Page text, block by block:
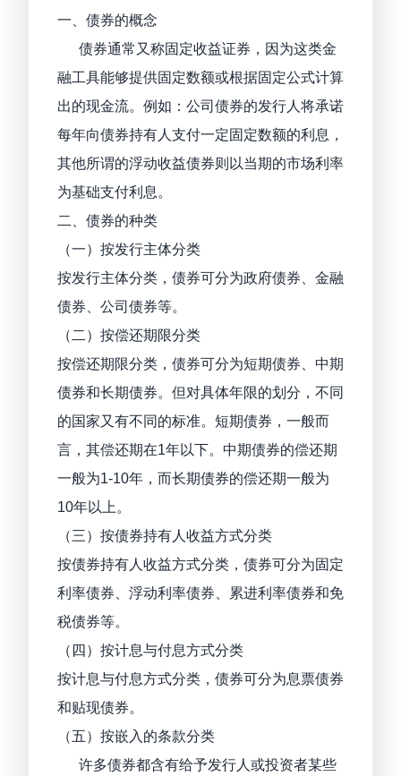
一、债券的概念
债券通常又称固定收益证券，因为这类金
融工具能够提供固定数额或根据固定公式计算
出的现金流。例如：公司债券的发行人将承诺
每年向债券持有人支付一定固定数额的利息，
其他所谓的浮动收益债券则以当期的市场利率
为基础支付利息。
二、债券的种类
（一）按发行主体分类
按发行主体分类，债券可分为政府债券、金融
债券、公司债券等。
（二）按偿还期限分类
按偿还期限分类，债券可分为短期债券、中期
债券和长期债券。但对具体年限的划分，不同
的国家又有不同的标准。短期债券，一般而
言，其偿还期在1年以下。中期债券的偿还期
一般为1-10年，而长期债券的偿还期一般为
10年以上。
（三）按债券持有人收益方式分类
按债券持有人收益方式分类，债券可分为固定
利率债券、浮动利率债券、累进利率债券和免
税债券等。
（四）按计息与付息方式分类
按计息与付息方式分类，债券可分为息票债券
和贴现债券。
（五）按嵌入的条款分类
许多债券都含有给予发行人或投资者某些